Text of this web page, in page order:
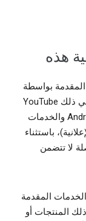
هذه
بواسطة
شركة Google Inc.‎ والشركات التابعة لها، بما في ذلك YouTube
والخدمات التي تقدمها Google على أجهزة Android والخدمات
باستثناء
لا تتضمن
المقدمة
المنتجات أو